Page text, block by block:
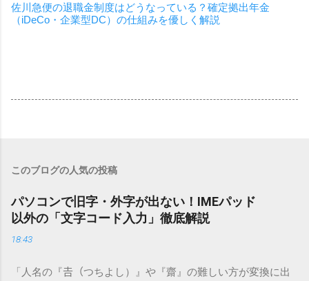
佐川急便の退職金制度はどうなっている？確定拠出年金
（iDeCo・企業型DC）の仕組みを優しく解説
このブログの人気の投稿
パソコンで旧字・外字が出ない！IMEパッド
以外の「文字コード入力」徹底解説
18:43
「人名の『𠮷（つちよし）』や『齋』の難しい方が変換に出